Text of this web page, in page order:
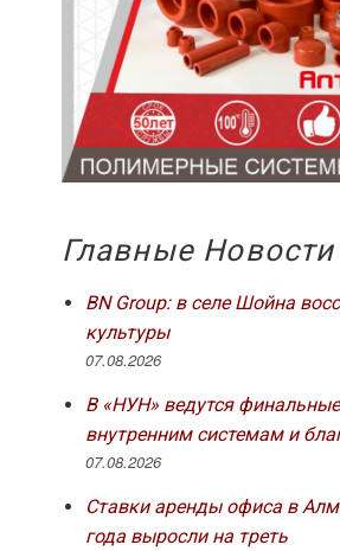
Главные Новости
BN Group: в селе Шойна
культуры
07.08.2026
В «НУН» ведутся
внутренним системам и
07.08.2026
Ставки аренды офиса в
года выросли на треть